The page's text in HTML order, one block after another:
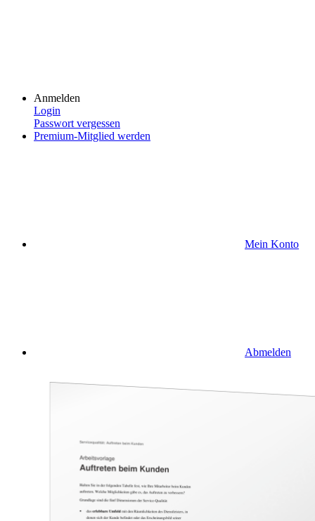
Anmelden
Login
Passwort vergessen
Premium-Mitglied werden
Mein Konto
Abmelden